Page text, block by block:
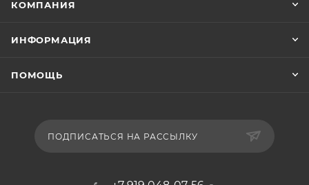
КОМПАНИЯ
ИНФОРМАЦИЯ
ПОМОЩЬ
ПОДПИСАТЬСЯ НА РАССЫЛКУ